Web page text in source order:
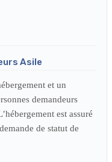
Asile
et un
demandeurs
est assuré
de statut de